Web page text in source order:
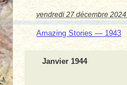
vendredi 27 décembre 2024
Amazing Stories — 1943
Janvier 1944